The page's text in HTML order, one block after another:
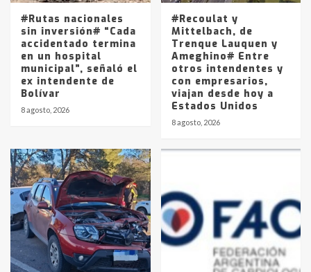
#Rutas nacionales
sin inversión# “Cada
accidentado termina
en un hospital
municipal”, señaló el
ex intendente de
Bolívar
8 agosto, 2026
#Recoulat y
Mittelbach, de
Trenque Lauquen y
Ameghino# Entre
otros intendentes y
con empresarios,
viajan desde hoy a
Estados Unidos
8 agosto, 2026